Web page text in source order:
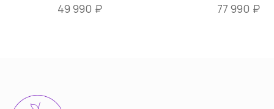
49 990 ₽ 77 990 ₽